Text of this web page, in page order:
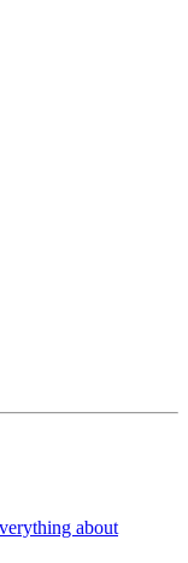
about